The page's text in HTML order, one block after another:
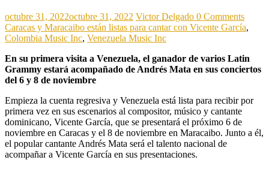
octubre 31, 2022octubre 31, 2022 Victor Delgado 0 Comments
Caracas y Maracaibo están listas para cantar con Vicente García,
Colombia Music Inc, Venezuela Music Inc
En su primera visita a Venezuela, el ganador de varios Latin
Grammy estará acompañado de Andrés Mata en sus conciertos
del 6 y 8 de noviembre
Empieza la cuenta regresiva y Venezuela está lista para recibir por
primera vez en sus escenarios al compositor, músico y cantante
dominicano, Vicente García, que se presentará el próximo 6 de
noviembre en Caracas y el 8 de noviembre en Maracaibo. Junto a él,
el popular cantante Andrés Mata será el talento nacional de
acompañar a Vicente García en sus presentaciones.